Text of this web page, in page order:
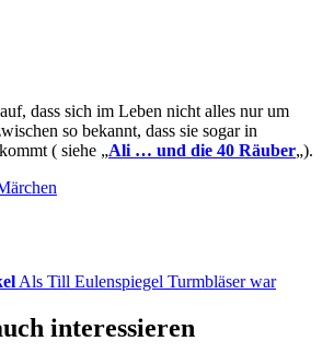
dass sich im Leben nicht alles nur um
so bekannt, dass sie sogar in
( siehe „Ali … und die 40 Räuber„).
Als Till Eulenspiegel Turmbläser war
interessieren